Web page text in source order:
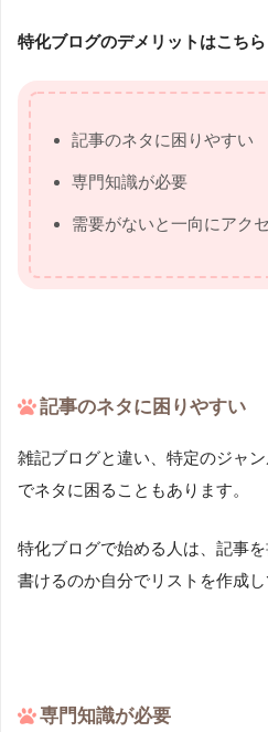
特化ブログのデメリットはこちら
記事のネタに困りやすい
専門知識が必要
需要がないと一向にアク
記事のネタに困りやすい
雑記ブログと違い、特定のジャ
でネタに困ることもあります。
特化ブログで始める人は、記事
書けるのか自分でリストを作成し
専門知識が必要